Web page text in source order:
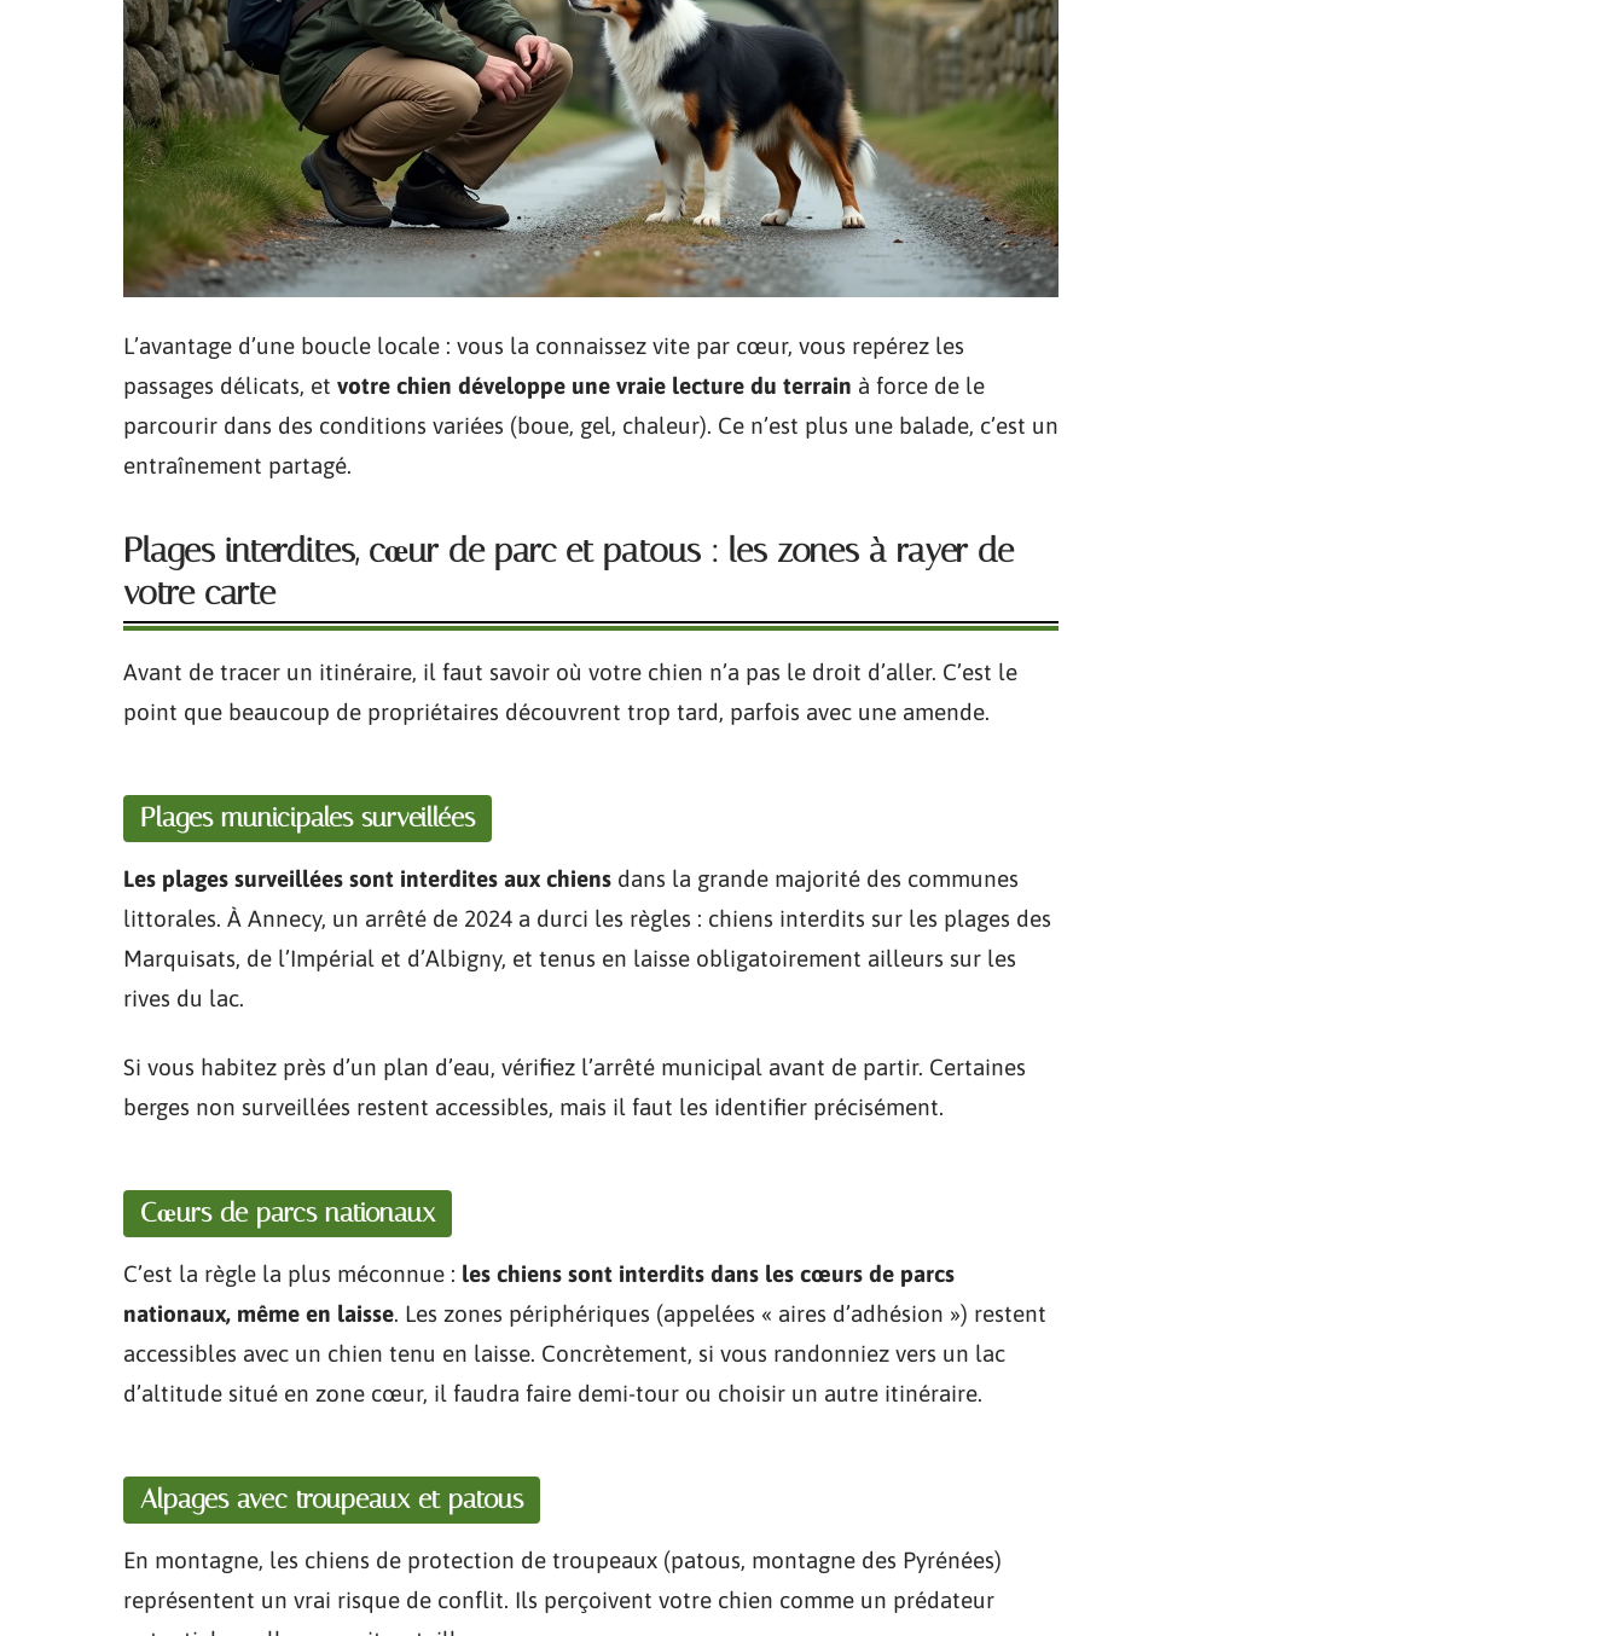
L’avantage d’une boucle locale : vous la connaissez vite par cœur, vous repérez les
passages délicats, et votre chien développe une vraie lecture du terrain à force de le
parcourir dans des conditions variées (boue, gel, chaleur). Ce n’est plus une balade, c’est un
entraînement partagé.
Plages interdites, cœur de parc et patous : les zones à rayer de
votre carte
Avant de tracer un itinéraire, il faut savoir où votre chien n’a pas le droit d’aller. C’est le
point que beaucoup de propriétaires découvrent trop tard, parfois avec une amende.
Plages municipales surveillées
Les plages surveillées sont interdites aux chiens dans la grande majorité des communes
littorales. À Annecy, un arrêté de 2024 a durci les règles : chiens interdits sur les plages des
Marquisats, de l’Impérial et d’Albigny, et tenus en laisse obligatoirement ailleurs sur les
rives du lac.
Si vous habitez près d’un plan d’eau, vérifiez l’arrêté municipal avant de partir. Certaines
berges non surveillées restent accessibles, mais il faut les identifier précisément.
Cœurs de parcs nationaux
C’est la règle la plus méconnue : les chiens sont interdits dans les cœurs de parcs
nationaux, même en laisse. Les zones périphériques (appelées « aires d’adhésion ») restent
accessibles avec un chien tenu en laisse. Concrètement, si vous randonniez vers un lac
d’altitude situé en zone cœur, il faudra faire demi-tour ou choisir un autre itinéraire.
Alpages avec troupeaux et patous
En montagne, les chiens de protection de troupeaux (patous, montagne des Pyrénées)
représentent un vrai risque de conflit. Ils perçoivent votre chien comme un prédateur